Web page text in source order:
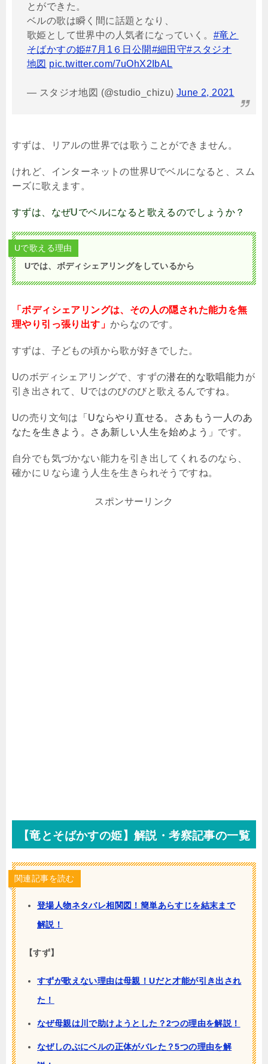
とができた。
ベルの歌は瞬く間に話題となり、
歌姫として世界中の人気者になっていく。 #竜と
そばかすの姫#7月1６日公開#細田守#スタジオ
地図 pic.twitter.com/7uOhX2IbAL
— スタジオ地図 (@studio_chizu)June 2, 2021
すずは、リアルの世界では歌うことができません。
けれど、インターネットの世界Uでベルになると、スム
ーズに歌えます。
すずは、なぜUでベルになると歌えるのでしょうか？
Uで歌える理由
Uでは、ボディシェアリングをしているから
「ボディシェアリングは、その人の隠された能力を無
理やり引っ張り出す」 からなのです。
すずは、子どもの頃から歌が好きでした。
Uのボディシェアリングで、すずの潜在的な歌唱能力 が
引き出されて、 Uではのびのびと歌えるんですね。
Uの売り文句は
「Uならやり直せる。さあもう一人のあ
なたを生きよう。さあ新しい人生を始めよう」 です。
自分でも気づかない能力を引き出してくれるのなら、
確かにＵなら違う人生を生きられそうですね。
スポンサーリンク
【竜とそばかすの姫】解説・考察記事の一覧
関連記事を読む
登場人物ネタバレ相関図！簡単あらすじを結末まで
解説！
【すず】
すずが歌えない理由は母親！Uだと才能が引き出され
た！
なぜ母親は川で助けようとした？2つの理由を解説！
なぜしのぶにベルの正体がバレた？5つの理由を解